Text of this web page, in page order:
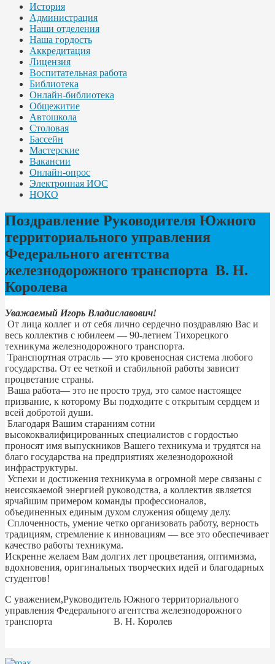
История
Администрация
Наши отделения
Наша гордость
Аккредитация
Лицензия
Воспитательная работа
Библиотека
Онлайн-библиотека
Общежитие
Автошкола
Столовая
Бассейн
Мастерские
Вакансии
Онлайн-опрос
Электронная ИОС
НОКО
Поздравление Руководителя Южного
территориального управления
Федерального агентства
железнодорожного транспорта В. Н.
Королева
Уважаемый Игорь Владиславович!
От лица коллег и от себя лично сердечно поздравляю Вас и
весь коллектив с юбилеем — 90-летием Тихорецкого
техникума железнодорожного транспорта.
Транспортная отрасль — это кровеносная система любого
государства. От ее четкой и стабильной работы зависит
процветание страны.
Ваша работа— это не просто труд, это самое настоящее
призвание, к которому Вы подходите с открытым сердцем и
всей добротой души.
Благодаря Вашим стараниям сотни
высококвалифицированных специалистов с гордостью
проносят имя выпускников Вашего техникума и трудятся на
благо государства на предприятиях железнодорожной
инфраструктуры.
Успехи и достижения техникума в огромной мере связаны с
неиссякаемой энергией руководства, а коллектив является
ярчайшим примером команды профессионалов,
объединенных единым духом служения общему делу.
Сплоченность, умение четко организовать работу, верность
традициям, стремление к инновациям — все это обеспечивает
качество работы техникума.
Искренне желаем Вам долгих лет процветания, оптимизма,
вдохновения, оригинальных творческих идей и благодарных
студентов!
С уважением,Руководитель Южного территориального
управления Федерального агентства железнодорожного
транспорта В. Н. Королев